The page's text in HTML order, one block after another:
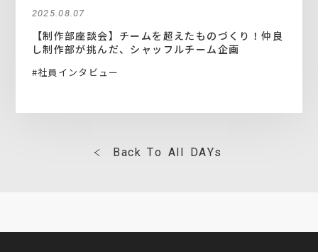
2025.08.07
【制作部座談会】チームを超えたものづくり！仲良
し制作部が挑んだ、シャッフルチーム企画
#社員インタビュー
Back To All DAYs